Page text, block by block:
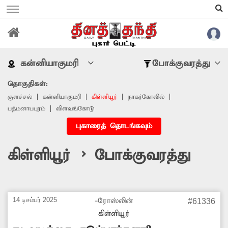
கன்னியாகுமரி போக்குவரத்து
தொகுதிகள்:
குளச்சல் கன்னியாகுமரி கிள்ளியூர்
நாகர்கோவில்
பத்மனாபபுரம்
விளவங்கோடு
புகாரைத் தொடங்கவும்
கிள்ளியூர் > போக்குவரத்து
14 டிசம்பர் 2025
-ரோஸ்லின்
கிள்ளியூர்
#61336